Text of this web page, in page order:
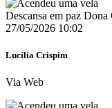
Descansa em paz
27/05/2026 10:02
Lucília Crispim
Via Web